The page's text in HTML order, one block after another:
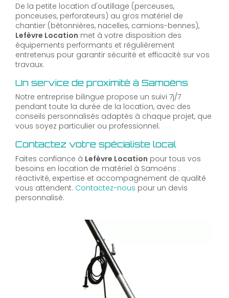
De la petite location d'outillage (perceuses,
ponceuses, perforateurs) au gros matériel de
chantier (bétonnières, nacelles, camions-bennes),
Lefèvre Location met à votre disposition des
équipements performants et régulièrement
entretenus pour garantir sécurité et efficacité sur vos
travaux.
Un service de proximité à Samoëns
Notre entreprise bilingue propose un suivi 7j/7
pendant toute la durée de la location, avec des
conseils personnalisés adaptés à chaque projet, que
vous soyez particulier ou professionnel.
Contactez votre spécialiste local
Faites confiance à Lefèvre Location pour tous vos
besoins en location de matériel à Samoëns :
réactivité, expertise et accompagnement de qualité
vous attendent. Contactez-nous pour un devis
personnalisé.